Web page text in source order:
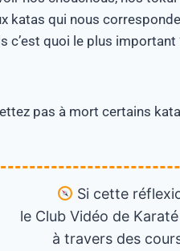
katas qui nous
c’est quoi le plus
pas à mort certains
Si cette
le Club Vidéo de
à travers des